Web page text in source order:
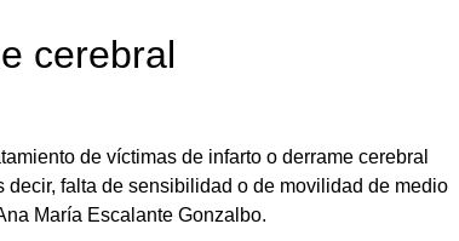
cerebral
de víctimas de infarto o derrame cerebral
falta de sensibilidad o de movilidad de medio
María Escalante Gonzalbo.